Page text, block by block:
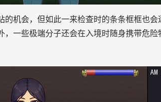
机会，但如此一来检查时的条条框框也
一些极端分子还会在入境时随身携带危